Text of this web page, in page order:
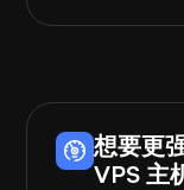
想要更
VPS 主